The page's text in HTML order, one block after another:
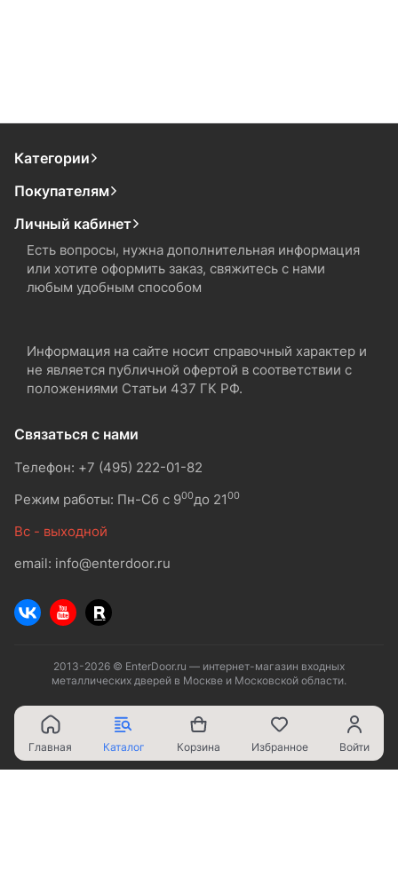
Категории
Покупателям
Личный кабинет
Есть вопросы, нужна дополнительная информация
или хотите оформить заказ, свяжитесь с нами
любым удобным способом
Информация на сайте носит справочный характер и
не является публичной офертой в соответствии с
положениями Статьи 437 ГК РФ.
Связаться с нами
Телефон: +7 (495) 222-01-82
Режим работы: Пн-Сб с 900до 2100
Вс - выходной
email: info@enterdoor.ru
2013-2026 © EnterDoor.ru — интернет-магазин входных
металлических дверей в Москве и Московской области.
Главная Каталог Корзина Избранное Войти